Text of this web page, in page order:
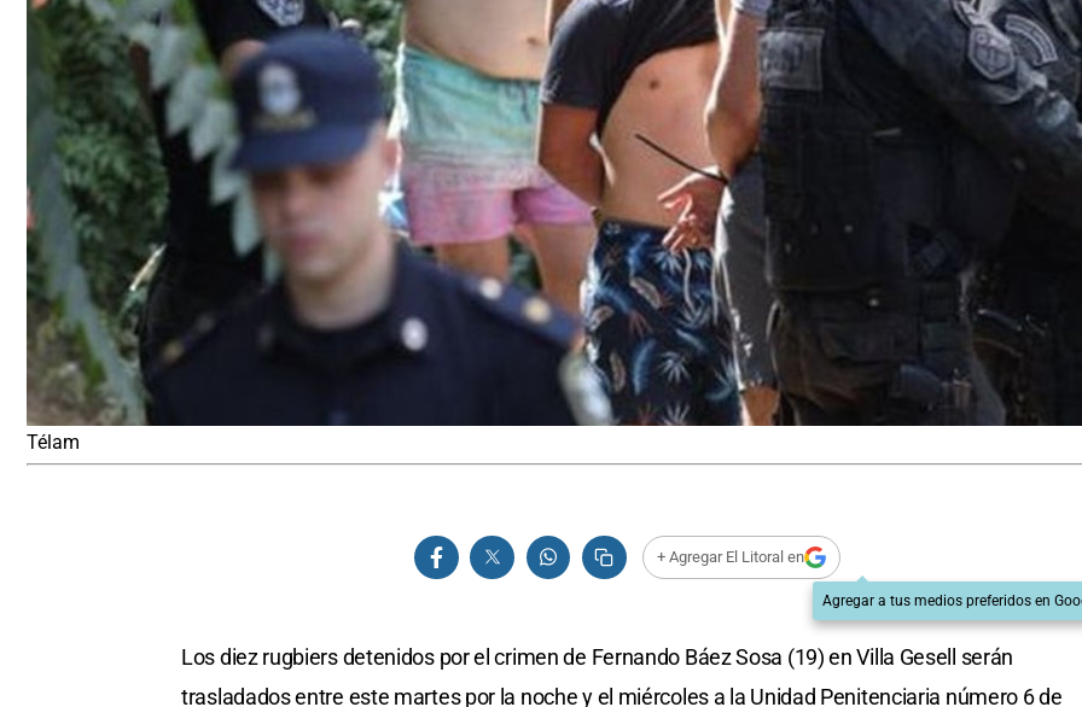
Télam
+ Agregar El Litoral en
Agregar a tus medios preferidos en
Los diez rugbiers detenidos por el crimen de Fernando Báez Sosa (19) en Villa Gesell serán
trasladados entre este martes por la noche y el miércoles a la Unidad Penitenciaria número 6 de